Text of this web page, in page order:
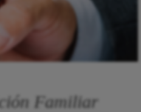
Familiar